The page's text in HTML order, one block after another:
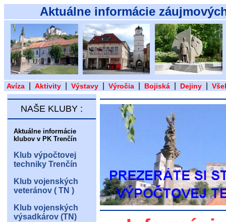
Aktuálne informácie
Avíza Aktivity Výstavy Výročia Bojiská Dejiny
NAŠE KLUBY :
Aktuálne informácie
klubov v PK Trenčín
Klub výpočtovej
techniky Trenčín
Klub vojenských
veteránov ( TN )
Klub vojenských
výsadkárov (TN)